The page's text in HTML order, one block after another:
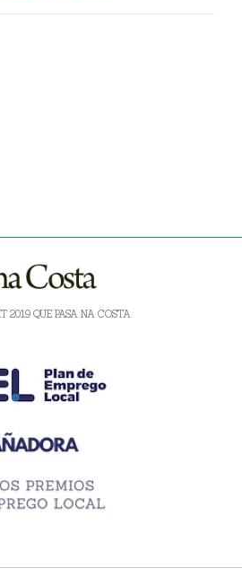
2019 QUE PASA NA COSTA